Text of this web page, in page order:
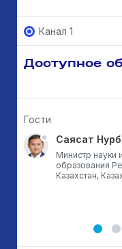
Канал 1
Доступное
Гости
Саясат
Министр науки
образования
Казахстан,